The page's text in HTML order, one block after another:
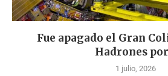
Fue apagado el Gran
Hadrones
1 julio, 2026